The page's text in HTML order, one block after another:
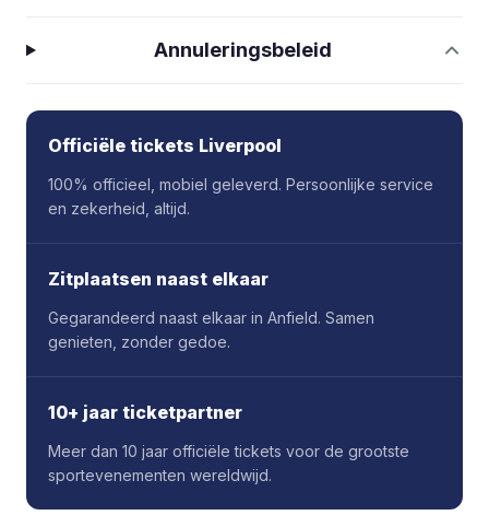
Annuleringsbeleid
Officiële tickets Liverpool
100% officieel, mobiel geleverd. Persoonlijke service
en zekerheid, altijd.
Zitplaatsen naast elkaar
Gegarandeerd naast elkaar in Anfield. Samen
genieten, zonder gedoe.
10+ jaar ticketpartner
Meer dan 10 jaar officiële tickets voor de grootste
sportevenementen wereldwijd.